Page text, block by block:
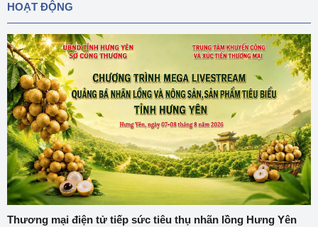
HOẠT ĐỘNG
Thương mại điện tử tiếp sức tiêu thụ nhãn lồng Hưng Yên